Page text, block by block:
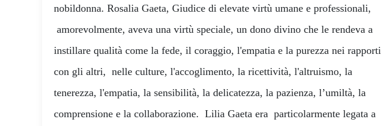
nobildonna. Rosalia Gaeta, Giudice di elevate virtù umane e professionali,
amorevolmente, aveva una virtù speciale, un dono divino che le rendeva a
instillare qualità come la fede, il coraggio, l'empatia e la purezza nei rapporti
con gli altri, nelle culture, l'accoglimento, la ricettività, l'altruismo, la
tenerezza, l'empatia, la sensibilità, la delicatezza, la pazienza, l’umiltà, la
comprensione e la collaborazione. Lilia Gaeta era particolarmente legata a